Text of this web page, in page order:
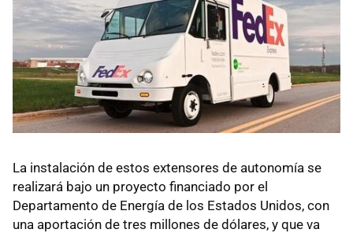
La instalación de estos extensores de autonomía se
realizará bajo un proyecto financiado por el
Departamento de Energía de los Estados Unidos, con
una aportación de tres millones de dólares, y que va